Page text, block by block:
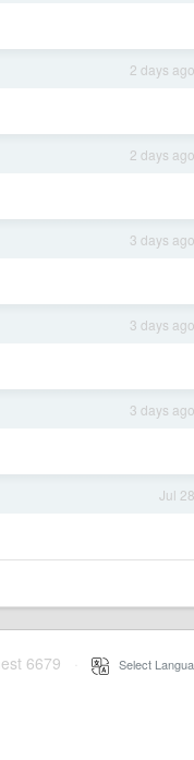
2 days ago
2 days ago
3 days ago
3 days ago
3 days ago
Jul 28
6679 Select